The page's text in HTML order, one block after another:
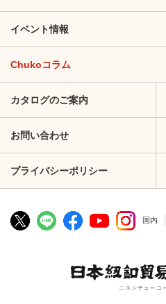
イベント情報
Chukoコラム
カタログのご案内
お問い合わせ
プライバシーポリシー
国内